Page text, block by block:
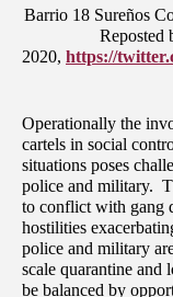
Barrio 18 Sureños
Reposted
2020, https://
Operationally the
cartels in social
situations poses
police and military.
to conflict with gang
hostilities
police and military
scale quarantine and
be balanced by